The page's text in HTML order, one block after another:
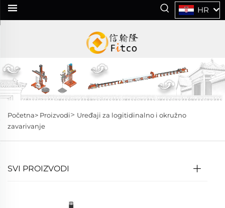
HR
Početna> Proizvodi> Uređaji za logitidinalno i okružno
zavarivanje
SVI PROIZVODI